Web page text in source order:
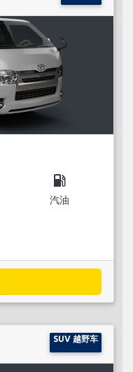
local_gas_station
汽油
SUV 越野车